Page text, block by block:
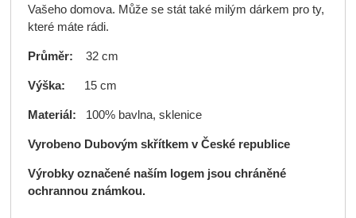
Vašeho domova. Může se stát také milým dárkem pro ty,
které máte rádi.
Průměr: 32 cm
Výška: 15 cm
Materiál: 100% bavlna, sklenice
Vyrobeno Dubovým skřítkem v České republice
Výrobky označené naším logem jsou chráněné
ochrannou známkou.